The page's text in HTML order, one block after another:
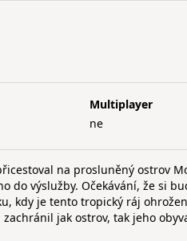
Multiplayer
ne
na prosluněný ostrov
do výslužby. Očekávání, že si
kdy je tento tropický ráj
jak ostrov, tak jeho